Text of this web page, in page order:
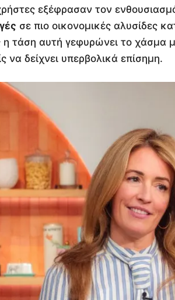
εξέφρασαν τον
σε πιο οικονομικές αλυσίδες
η τάση αυτή γεφυρώνει το χάσμα
να δείχνει υπερβολικά επίσημη.